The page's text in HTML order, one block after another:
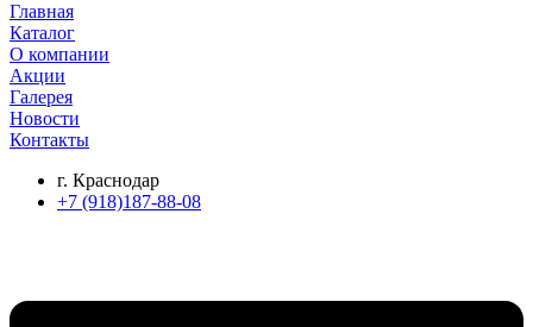
Главная
Каталог
О компании
Акции
Галерея
Новости
Контакты
г. Краснодар
+7 (918)187-88-08